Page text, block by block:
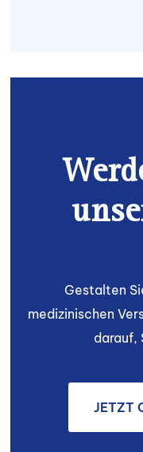
Gestalten
medizinischen
darauf,
JETZT